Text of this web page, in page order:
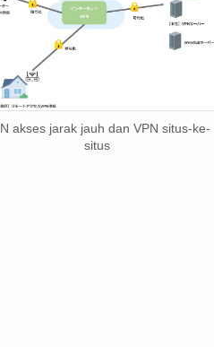
akses jarak jauh dan VPN situs-ke-
situs